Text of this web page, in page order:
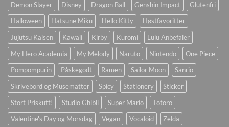
Demon Slayer
Disney Dragon Ball Genshin Impact
Glutenfri
Halloween
Hatsune Miku Hello Kitty
Høstfavoritter
Jujutsu Kaisen
Kawaii Kirby Kuromi
Lulu Anbefaler
My Hero Academia
My Melody Naruto Nintendo
One Piece
Pompompurin
Påskegodt Ramen Sailor Moon
Sanrio
Skrivebord og Musematter
Spicy Stationery
Sticker
Stort Priskutt!
Studio Ghibli Super Mario
Totoro
Valentine's Day og Morsdag
Vegan Vocaloid Zelda